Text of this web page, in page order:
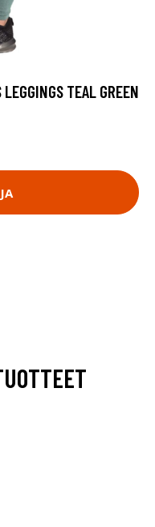
TEAL GREEN